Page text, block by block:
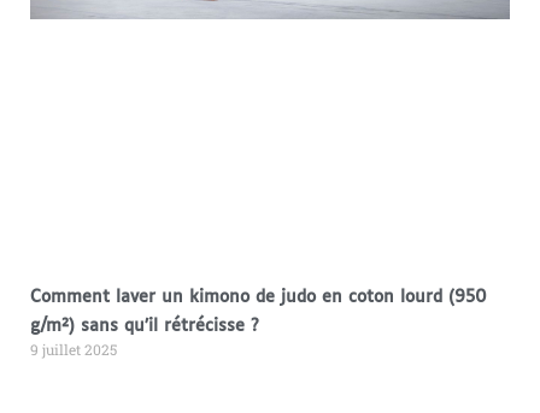
Comment laver un kimono de judo en coton lourd (950
g/m²) sans qu’il rétrécisse ?
9 juillet 2025